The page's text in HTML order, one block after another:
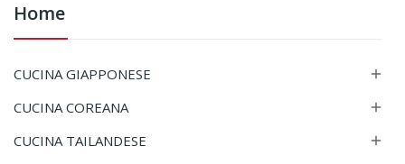
Home
CUCINA GIAPPONESE 
CUCINA COREANA 
CUCINA TAILANDESE 